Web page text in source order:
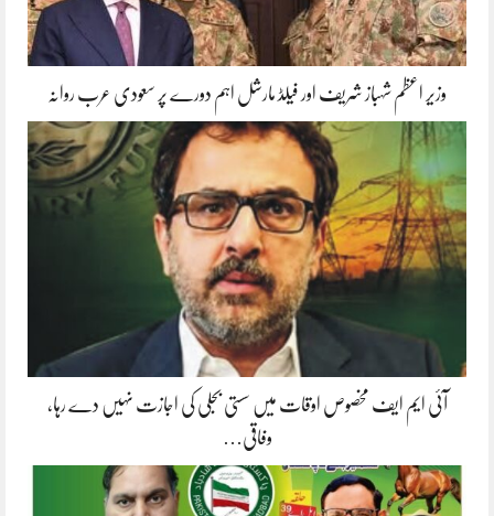
وزیر اعظم شہباز شریف اور فیلڈ مارشل اہم دورے پر سعودی عرب روانہ
آئی ایم ایف مخصوص اوقات میں سستی بجلی کی اجازت نہیں دے رہا،
وفاقی…